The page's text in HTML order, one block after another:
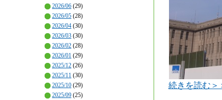
2026/06 (29)
2026/05 (28)
2026/04 (30)
2026/03 (30)
2026/02 (28)
2026/01 (29)
2025/12 (26)
2025/11 (30)
2025/10 (29)
2025/09 (25)
続きを読む＞